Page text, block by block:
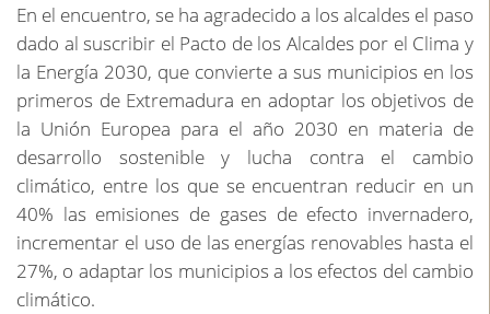
En el encuentro, se ha agradecido a los alcaldes el paso
dado al suscribir el Pacto de los Alcaldes por el Clima y
la Energía 2030, que convierte a sus municipios en los
primeros de Extremadura en adoptar los objetivos de
la Unión Europea para el año 2030 en materia de
desarrollo sostenible y lucha contra el cambio
climático, entre los que se encuentran reducir en un
40% las emisiones de gases de efecto invernadero,
incrementar el uso de las energías renovables hasta el
27%, o adaptar los municipios a los efectos del cambio
climático.